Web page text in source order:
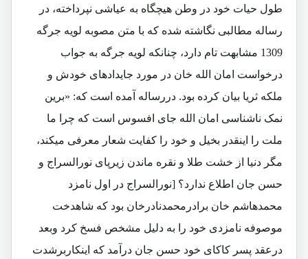
طول حیات خود در وطن هیچگاه به عیاشی نپرداخته، در
رساله مطالبی نگاشته شده که با متن مصوبه لویه جرگه
1309 مشابهت تام دارد، چنانکه لویه جرگه به جواب
درخواست امان الله خان در مورد جایدادهای خودش و
ملکه ثریا بیان کرده بود. دررساله آمده است که: «برین
نمک ناشناسی امان الله جای افسوس است که چرا ما
ملت را اینقدر بخیل و خود را کفایت شعار معرفی میکند،
مگر دنیا از خشت طلا و نقره ماندن زیرپای نورالسراج و
حسن جان اطلاع ندارد؟ [نورالسراج در اول نامزد
محمدهاشم خان برادرمحمدنادرخان بود که شاهدخت
موصوفه نامزدی خود را به دلیل مشخص فسخ کرد وبعد
درعقد پسر کاکای خود حسن جان درآمد که اینکاربرشدت